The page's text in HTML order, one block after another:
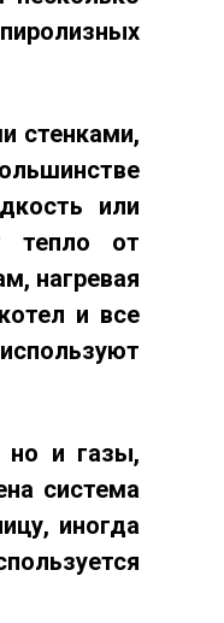
стенками,
или
тепло от
нагревая
и все
но и газы,
система
иногда